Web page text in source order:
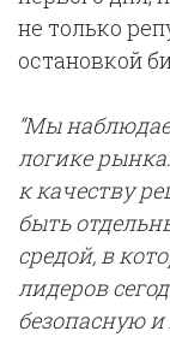
не только
остановкой
“Мы
логике
к качеству
быть
средой, в
лидеров
безопасную